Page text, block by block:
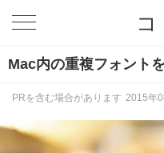
Mac内の重複フォント
PRを含む場合があります 2015年